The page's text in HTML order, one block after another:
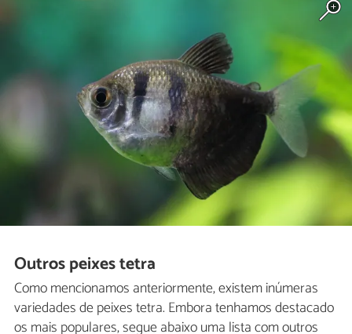
Outros peixes tetra
Como mencionamos anteriormente, existem inúmeras
variedades de peixes tetra. Embora tenhamos destacado
os mais populares, segue abaixo uma lista com outros